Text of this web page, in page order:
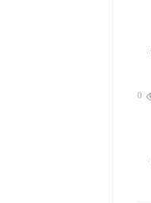
0